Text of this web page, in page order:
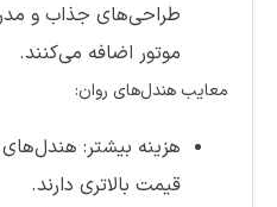
طراحی‌های جذاب و
موتور اضافه می‌کنند.
معایب هندل‌های روان:
هزینه بیشتر:
قیمت بالاتری دارند.